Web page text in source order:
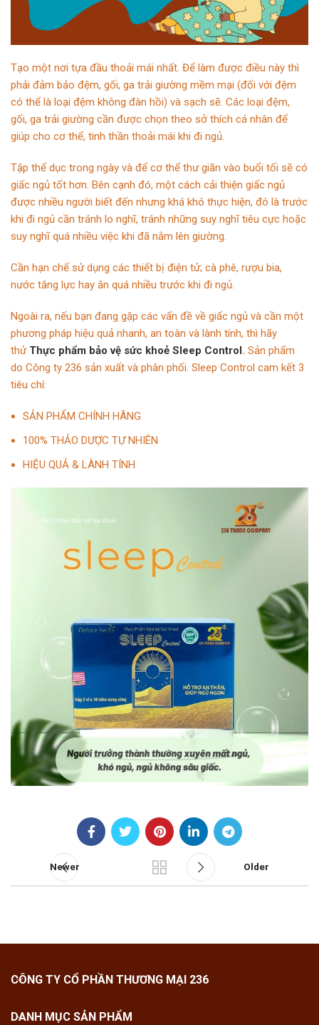
Tạo một nơi tựa đầu thoải mái nhất. Để làm được điều này thì
phải đảm bảo đệm, gối, ga trải giường mềm mại (đối với đệm
có thể là loại đệm không đàn hồi) và sạch sẽ. Các loại đệm,
gối, ga trải giường cần được chọn theo sở thích cá nhân để
giúp cho cơ thể, tinh thần thoải mái khi đi ngủ.
Tập thể dục trong ngày và để cơ thể thư giãn vào buổi tối sẽ có
giấc ngủ tốt hơn. Bên cạnh đó, một cách cải thiện giấc ngủ
được nhiều người biết đến nhưng khá khó thực hiện, đó là trước
khi đi ngủ cần tránh lo nghĩ, tránh những suy nghĩ tiêu cực hoặc
suy nghĩ quá nhiều việc khi đã nằm lên giường.
Cần hạn chế sử dụng các thiết bị điện tử; cà phê, rượu bia,
nước tăng lực hay ăn quá nhiều trước khi đi ngủ.
Ngoài ra, nếu bạn đang gặp các vấn đề về giấc ngủ và cần một
phương pháp hiệu quả nhanh, an toàn và lành tính, thì hãy
thử Thực phẩm bảo vệ sức khoẻ Sleep Control . Sản phẩm
do Công ty 236 sản xuất và phân phối. Sleep Control cam kết 3
tiêu chí:
SẢN PHẨM CHÍNH HÃNG
100% THẢO DƯỢC TỰ NHIÊN
HIỆU QUẢ & LÀNH TÍNH
Newer Older
CÔNG TY CỔ PHẦN THƯƠNG MẠI 236
DANH MỤC SẢN PHẨM